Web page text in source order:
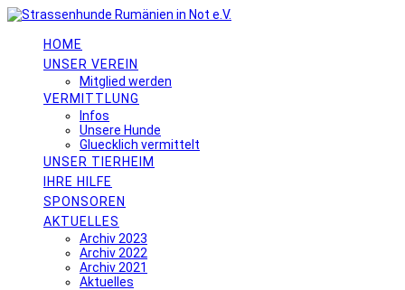
Skip
contentHOME
UNSER VEREIN
Mitglied werden
VERMITTLUNG
Infos
Unsere Hunde
Gluecklich vermittelt
UNSER TIERHEIM
IHRE HILFE
SPONSOREN
AKTUELLES
Archiv 2023
Archiv 2022
Archiv 2021
Aktuelles